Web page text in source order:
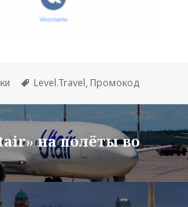
Метки
Level.Travel, Промокод
на полёты во